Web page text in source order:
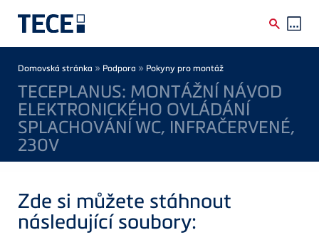
Breadcrumb
Domovská stránka » Podpora » Pokyny pro montáž
TECEPLANUS: MONTÁŽNÍ NÁVOD
ELEKTRONICKÉHO OVLÁDÁNÍ
SPLACHOVÁNÍ WC, INFRAČERVENÉ,
230V
Zde si můžete stáhnout
následující soubory: